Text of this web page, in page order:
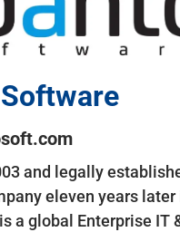
and legally
eleven years later
a global Enterprise IT